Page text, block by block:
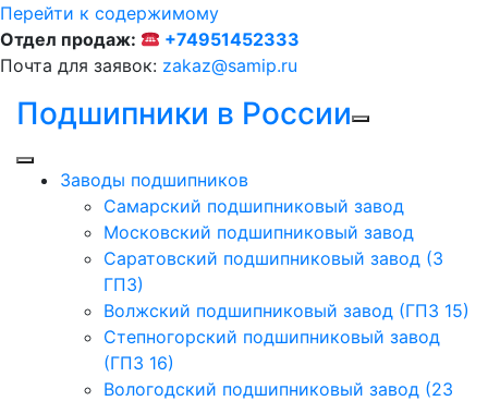
Перейти к содержимому
Отдел продаж:
+74951452333
Почта для заявок: zakaz@samip.ru
Подшипники в России
Заводы подшипников
Cамарский подшипниковый завод
Московский подшипниковый завод
Саратовский подшипниковый завод (3
ГПЗ)
Волжский подшипниковый завод (ГПЗ 15)
Степногорский подшипниковый завод
(ГПЗ 16)
Вологодский подшипниковый завод (23